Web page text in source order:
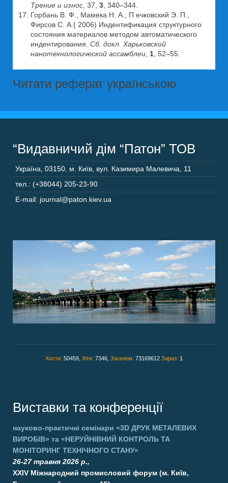
Трение и износ , 37, 3 , 340–344.
Горбань В. Ф., Мамека Н. А., П ечковский Э. П.,
Фирсов С. А.( 2006) Индентификация структурного
состояния материалов методом автоматического
индентирования. Сб. докл. Харьковской
нанотехнологической ассамблеи 1 , 52–55.
Читати реферат українською
“Видавничий дім “Патон” ТОВ
Україна 03150 м. Київ, вул. Казимира Малевича, 11
тел.: (+38044) 205-23-90
E-mail: journal@paton.kiev.ua
Хости: 50459, Хіти: 7346, Загалом: 73169612 Зараз: 1
Виставки та конференції
науково-практичні семінари «3D ДРУК МЕТАЛЕВИХ
ВИРОБІВ» та «НЕРУЙНІВНИЙ КОНТРОЛЬ ТА
МОНІТОРИНГ ТЕХНІЧНОГО СТАНУ»
26-27 травня 2026 р.,
XXIV Міжнародний промисловий форум (м. Київ,